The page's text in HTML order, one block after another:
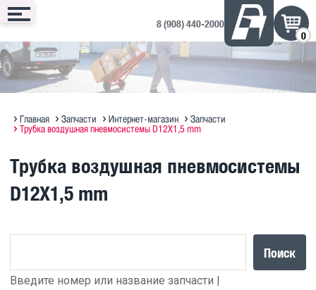
Сервис
Запись онлайн
Техническое обслуживание
Программирование блоков MAN
Запчасти
Интернет-магазин
Оригинальное масло MAN
Техника
Техника в продаже на ДРОМ ↗
Полезная информация по SITRAK
Доп. оборудование
Дополнительное оборудование
Контакты
Запись на сервис
Отзывы и предложения
8 (908) 440-2000
0
Главная Запчасти Интернет-магазин
Запчасти
Трубка воздушная пневмосистемы D12X1,5 mm
Трубка воздушная пневмосистемы
D12X1,5 mm
Поиск
Введите номер или название запчасти |